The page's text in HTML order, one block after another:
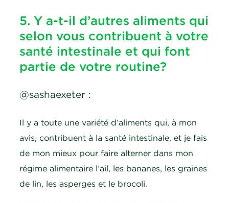
5. Y a-t-il d’autres aliments qui
selon vous contribuent à votre
santé intestinale et qui font
partie de votre routine?
@sashaexeter :
Il y a toute une variété d’aliments qui, à mon
avis, contribuent à la santé intestinale, et je fais
de mon mieux pour faire alterner dans mon
régime alimentaire l’ail, les bananes, les graines
de lin, les asperges et le brocoli.